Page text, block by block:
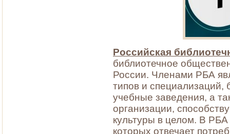
Российская
библиотечное
России. Членами РБА
типов и
учебные заведения, а
организации,
культуры в целом. В РБА
которых отвечает